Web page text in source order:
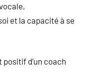
et la capacité à se
d’un coach